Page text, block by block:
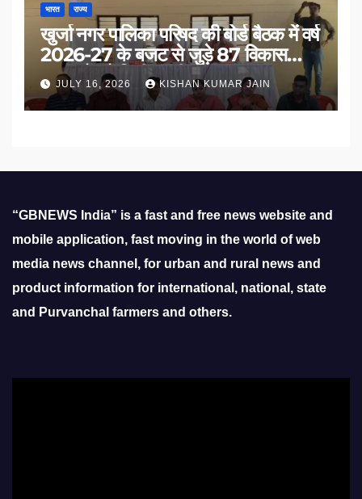
भारत राज्य
खुर्जा नगर पालिका परिषद की बोर्ड बैठक में वर्ष
2026-27 के बजट से जुड़े 87 विकास
प्रस्तावों को मिली मंजूरी
JULY 16, 2026 KISHAN KUMAR JAIN
“GBNEWS India” is a fast and free news website and
mobile application, fast moving in the world of web
media news channel, for urban and rural news and
product information for international, national, state
and Purvanchal farmers and others.